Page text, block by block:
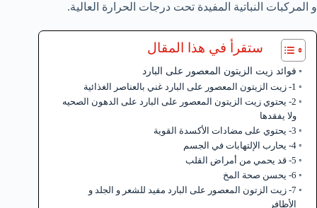
و المركبات النباتية المفيدة تحت درجات الحرارة العالية.
ستقرأ في هذا المقال
فوائد زيت الزيتون المعصور على البارد
1- زيت الزيتون المعصور على البارد غني بالعناصر الغذائية
2- يحتوي زيت الزيتون المعصور على البارد على الدهون الصحيه
ولا يفقدها
3- يحتوي على مضادات الأكسدة القوية
4- يحارب الإلتهابات في الجسم
5- قد يحمي من أمراض القلب
6- يحسن صحة المخ
7- زيت الزتون المعصور على البارد مفيد للشعر و الجلد و
الأظافر